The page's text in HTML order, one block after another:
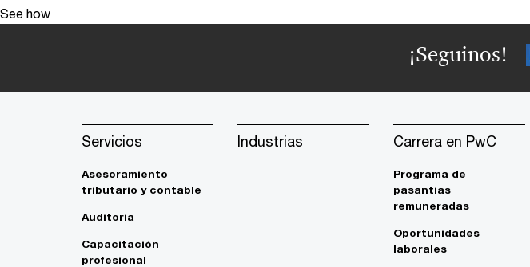
See how
¡Seguinos!
Servicios
Asesoramiento
tributario y contable
Auditoría
Capacitación
profesional
Industrias Carrera en PwC
Programa de
pasantías
remuneradas
Oportunidades
laborales